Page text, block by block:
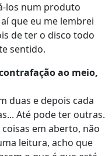
los num produto
que eu me lembrei
de ter o disco todo
sentido.
ao meio,
duas e depois cada
Até pode ter outras.
em aberto, não
leitura, acho que